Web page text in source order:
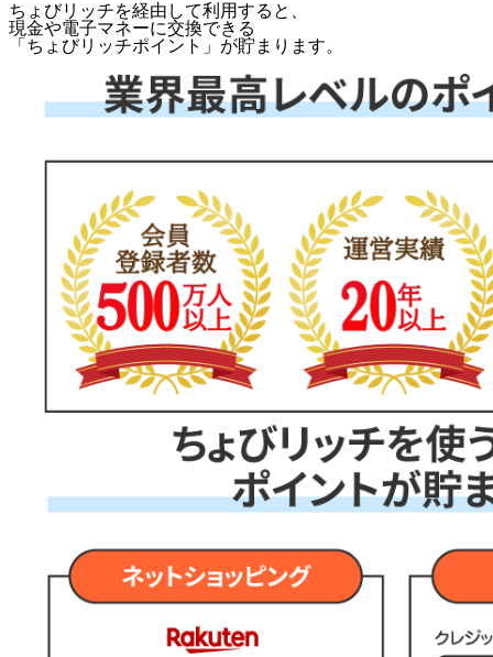
ちょびリッチを経由して利用すると、
現金や電子マネーに交換できる
「 ちょびリッチポイント 」が貯まります。